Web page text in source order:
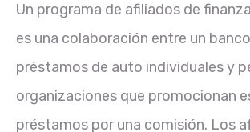
Un programa de afiliados de
es una colaboración entre un
préstamos de auto individuales y
organizaciones que promocionan
préstamos por una comisión. Los